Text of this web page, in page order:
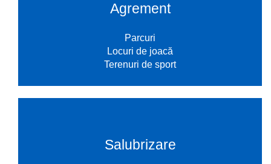
Agrement
Parcuri
Locuri de joacă
Terenuri de sport
Salubrizare